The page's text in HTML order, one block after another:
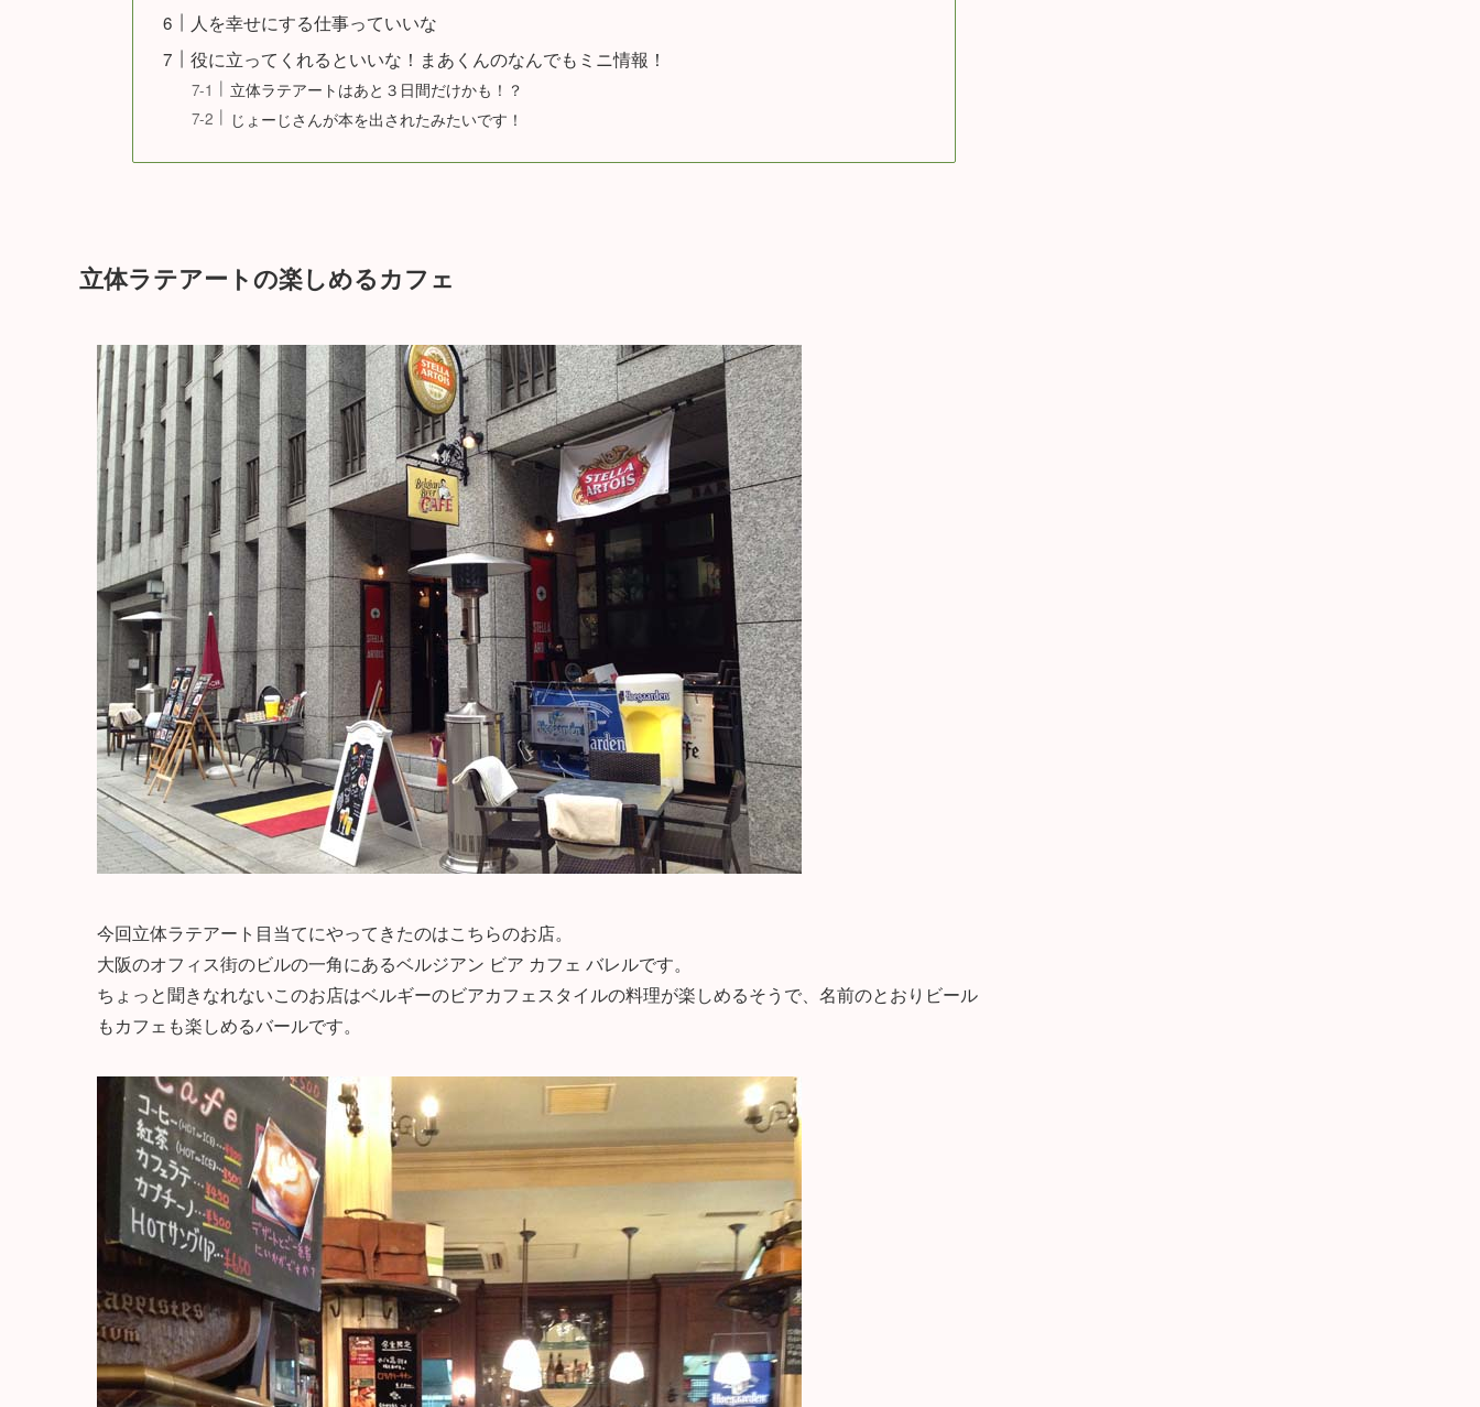
人を幸せにする仕事っていいな
役に立ってくれるといいな！まあくんのなんでもミニ情報！
立体ラテアートはあと３日間だけかも！？
じょーじさんが本を出されたみたいです！
立体ラテアートの楽しめるカフェ
今回立体ラテアート目当てにやってきたのはこちらのお店。
大阪のオフィス街のビルの一角にあるベルジアン ビア カフェ バレルです。
ちょっと聞きなれないこのお店はベルギーのビアカフェスタイルの料理が楽しめるそうで、名前のとおりビール
もカフェも楽しめるバールです。